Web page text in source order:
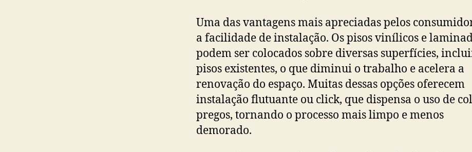
Uma das vantagens mais apreciadas pelos
a facilidade de instalação. Os pisos vinílicos e
podem ser colocados sobre diversas superfícies,
pisos existentes, o que diminui o trabalho e acelera a
renovação do espaço. Muitas dessas opções oferecem
instalação flutuante ou click, que dispensa o uso de
pregos, tornando o processo mais limpo e menos
demorado.